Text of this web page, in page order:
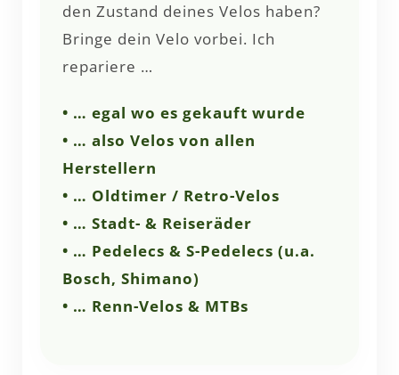
den Zustand deines Velos haben?
Bringe dein Velo vorbei. Ich
repariere …
• … egal wo es gekauft wurde
• … also Velos von allen
Herstellern
• … Oldtimer / Retro-Velos
• … Stadt- & Reiseräder
• … Pedelecs & S-Pedelecs (u.a.
Bosch, Shimano)
• … Renn-Velos & MTBs